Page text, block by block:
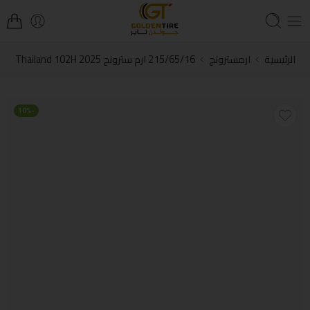
الرئيسية ارمسترونج 215/65/16 ارم سترونج Thailand 102H 2025
-10%